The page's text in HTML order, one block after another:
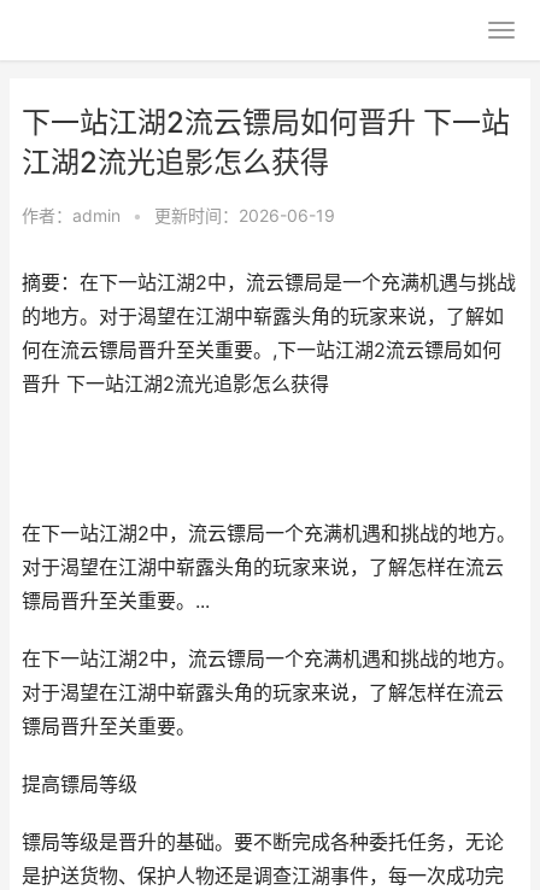
下一站江湖2流云镖局如何晋升 下一站
江湖2流光追影怎么获得
作者： admin • 更新时间：2026-06-19
摘要：在下一站江湖2中，流云镖局是一个充满机遇与挑战
的地方。对于渴望在江湖中崭露头角的玩家来说，了解如
何在流云镖局晋升至关重要。,下一站江湖2流云镖局如何
晋升 下一站江湖2流光追影怎么获得
在下一站江湖2中，流云镖局一个充满机遇和挑战的地方。
对于渴望在江湖中崭露头角的玩家来说，了解怎样在流云
镖局晋升至关重要。...
在下一站江湖2中，流云镖局一个充满机遇和挑战的地方。
对于渴望在江湖中崭露头角的玩家来说，了解怎样在流云
镖局晋升至关重要。
提高镖局等级
镖局等级是晋升的基础。要不断完成各种委托任务，无论
是护送货物、保护人物还是调查江湖事件，每一次成功完